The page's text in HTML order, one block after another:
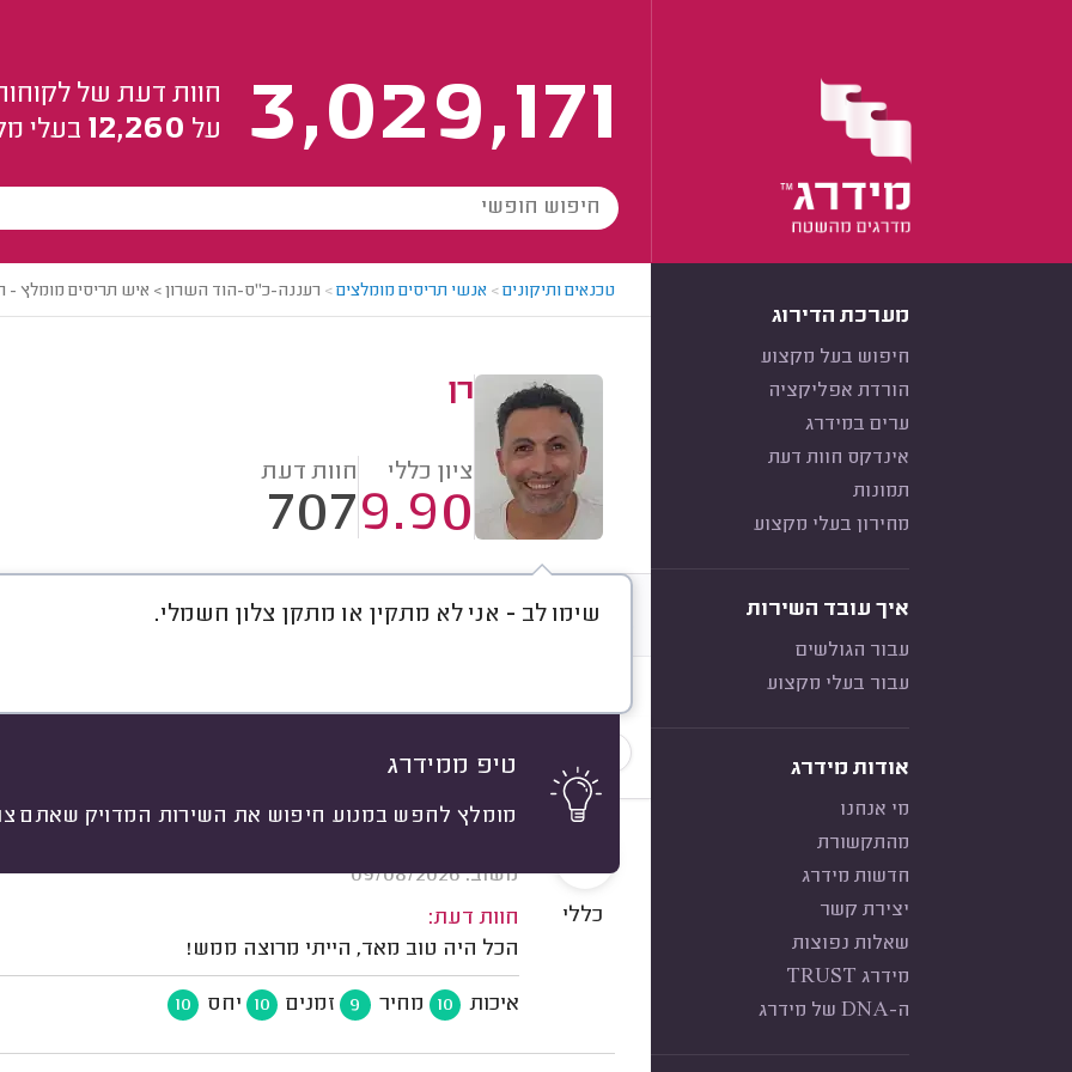
3,029,171
חוות דעת של
על 12,260 בעלי
מערכת הדירוג
חיפוש בעל מקצוע
הורדת אפליקציה
ערים במידרג
אינדקס חוות דעת
תמונות
מחירון בעלי מקצוע
איך עובד השירות
עבור הגולשים
עבור בעלי מקצוע
אודות מידרג
מי אנחנו
מהתקשורת
חדשות מידרג
יצירת קשר
שאלות נפוצות
מידרג TRUST
ה-DNA של מידרג
טכנאים ותיקונים> אנשי תריסים מומלצים> רעננה-כ"ס-הוד השרון > איש תריסים מומלץ -
רן
ציון כללי
9.90
חוות דעת
707
שימו לב - אני לא מתקין או מתקן צלון חשמלי.
טיפ ממידרג
מומלץ לחפש במנוע חיפוש את השירות המדויק שאתם
דברו איתי חוות דעת מחירים
תיקון תריסים
משוב: 09/08/2026
חוות דעת:
הכל היה טוב מאד, הייתי מרוצה ממש!
איכות 10 מחיר 9 זמנים 10 יחס 10
10
כללי